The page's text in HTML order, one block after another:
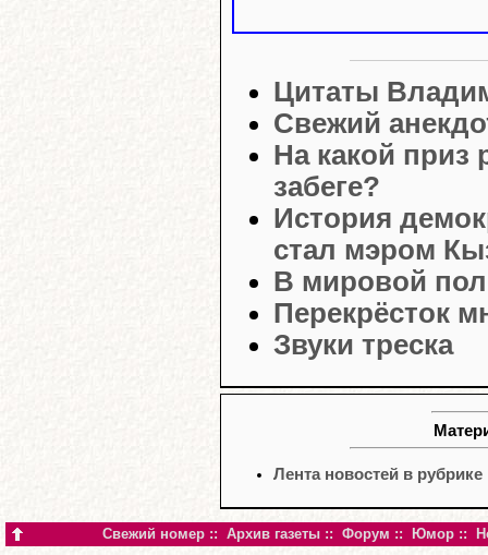
Цитаты
Свежий
На какой приз
забеге?
История
стал мэром
В мировой
Перекрёсток
Звуки треска
Лента новостей в
Свежий номер :: Архив газеты :: Форум :: Юмор ::